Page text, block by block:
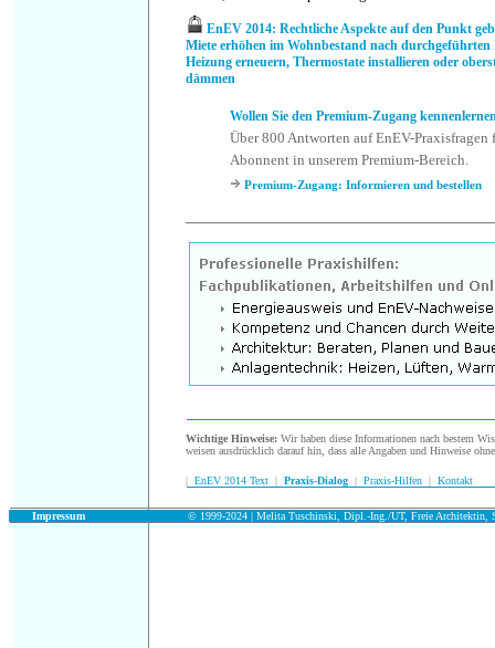
EnEV 2014: Rechtliche Aspekte auf den Punkt
Miete erhöhen im Wohnbestand nach
Heizung erneuern, Thermostate installieren oder
dämmen
Wollen Sie den Premium-Zugang
Über 800 Antworten auf EnEV-Praxisfragen
Abonnent in unserem Premium-Bereich.
Premium-Zugang: Informieren und bestellen
Wichtige Hinweise: Wir haben diese Informationen nach bestem
weisen ausdrücklich darauf hin, dass alle Angaben und Hinweise
| EnEV 2014 Text | Praxis-Dialog | Praxis-Hilfen | Kontakt
Impressum © 1999-2024 | Melita Tuschinski, Dipl.-Ing./UT, Freie Architektin,